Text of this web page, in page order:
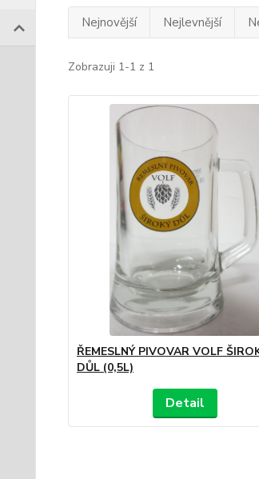
Nejnovější Nejlevnější
Zobrazuji 1-1 z 1
ŘEMESLNÝ PIVOVAR VOLF
DŮL (0,5L)
Detail